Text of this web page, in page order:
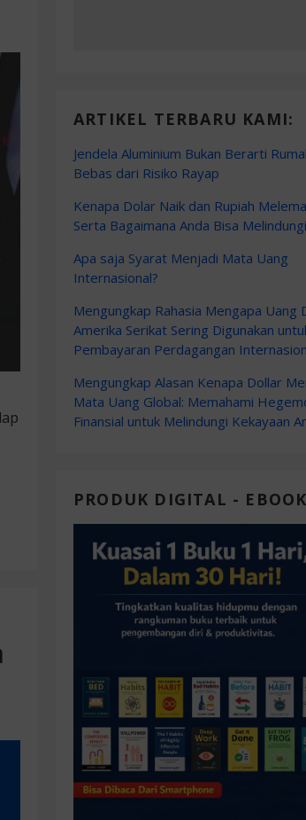
ARTIKEL TERBARU KAMI:
Jendela Aluminium Bukan Berarti
Bebas dari Risiko Rayap
Kenapa Dolar Naik dan Rupiah
Serta Bagaimana Anda Bisa
Apa saja Syarat Menjadi Mata Uang
Internasional?
Mengungkap Rahasia Mengapa Uang
Amerika Serikat Sering Digunakan
Pembayaran Perdagangan
Mengungkap Alasan Kenapa Dollar
Mata Uang Global: Memahami
Finansial untuk Melindungi Kekayaan
PRODUK DIGITAL - EBOOK